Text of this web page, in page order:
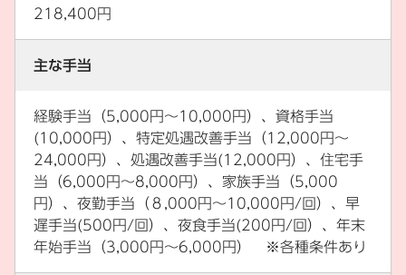
218,400円
主な手当
経験手当（5,000円～10,000円）、資格手当
(10,000円）、特定処遇改善手当（12,000円～
24,000円）、処遇改善手当(12,000円）、住宅手
当（6,000円～8,000円）、家族手当（5,000
円）、夜勤手当（８,000円～10,000円/回）、早
遅手当(500円/回）、夜食手当(200円/回）、年末
年始手当（3,000円～6,000円） ※各種条件あり